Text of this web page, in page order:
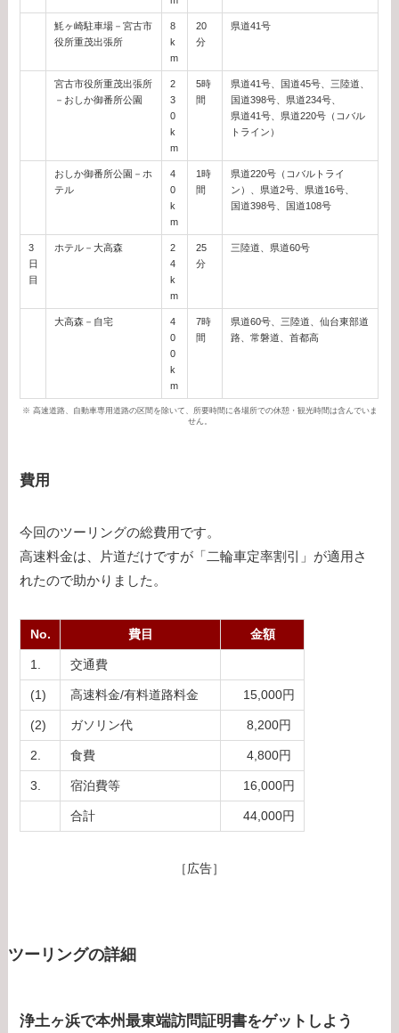
魹ヶ崎駐車場－宮古市
役所重茂出張所
8
k
m
20
分
県道41号
宮古市役所重茂出張所
－おしか御番所公園
2
3
0
k
m
5時
間
県道41号、国道45号、三陸道、
国道398号、県道234号、
県道41号、県道220号（コバル
トライン）
おしか御番所公園－ホ
テル
4
0
k
m
1時
間
県道220号（コバルトライ
ン）、県道2号、県道16号、
国道398号、国道108号
3
日
目
ホテル－大高森
2
4
k
m
25
分
三陸道、県道60号
大高森－自宅
4
0
0
k
m
7時
間
県道60号、三陸道、仙台東部道
路、常磐道、首都高
※ 高速道路、自動車専用道路の区間を除いて、所要時間に各場所での休憩・観光時間は含んでいま
せん。
費用
今回のツーリングの総費用です。
高速料金は、片道だけですが「二輪車定率割引」が適用さ
れたので助かりました。
No. 費目 金額
1. 交通費
(1) 高速料金/有料道路料金 15,000円
(2) ガソリン代 8,200円
2. 食費 4,800円
3. 宿泊費等 16,000円
合計 44,000円
［広告］
ツーリングの詳細
浄土ヶ浜で本州最東端訪問証明書をゲットしよう